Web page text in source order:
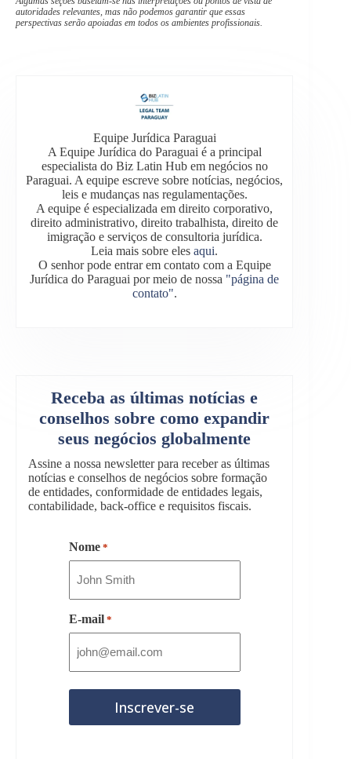
autoridades relevantes, mas não podemos garantir que essas
perspectivas serão apoiadas em todos os ambientes profissionais.
Equipe Jurídica Paraguai
A Equipe Jurídica do Paraguai é a principal
especialista do Biz Latin Hub em negócios no
Paraguai. A equipe escreve sobre notícias, negócios,
leis e mudanças nas regulamentações.
A equipe é especializada em direito corporativo,
direito administrativo, direito trabalhista, direito de
imigração e serviços de consultoria jurídica.
Leia mais sobre elesaqui.
O senhor pode entrar em contato com a Equipe
Jurídica do Paraguai por meio de nossa "página de
contato".
Receba as últimas notícias e
conselhos sobre como expandir
seus negócios globalmente
Assine a nossa newsletter para receber as últimas
notícias e conselhos de negócios sobre formação
de entidades, conformidade de entidades legais,
contabilidade, back-office e requisitos fiscais.
Nome *
E-mail *